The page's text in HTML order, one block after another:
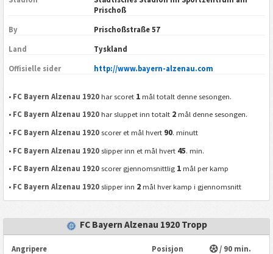
Prischoß
By Prischoßstraße 57
Land Tyskland
Offisielle sider http://www.bayern-alzenau.com
• FC Bayern Alzenau 1920 har scoret 1 mål totalt denne sesongen.
• FC Bayern Alzenau 1920 har sluppet inn totalt 2 mål denne sesongen.
• FC Bayern Alzenau 1920 scorer et mål hvert 90. minutt
• FC Bayern Alzenau 1920 slipper inn et mål hvert 45. min.
• FC Bayern Alzenau 1920 scorer gjennomsnittlig 1 mål per kamp
• FC Bayern Alzenau 1920 slipper inn 2 mål hver kamp i gjennomsnitt
FC Bayern Alzenau 1920 Tropp
Angripere Posisjon / 90 min.